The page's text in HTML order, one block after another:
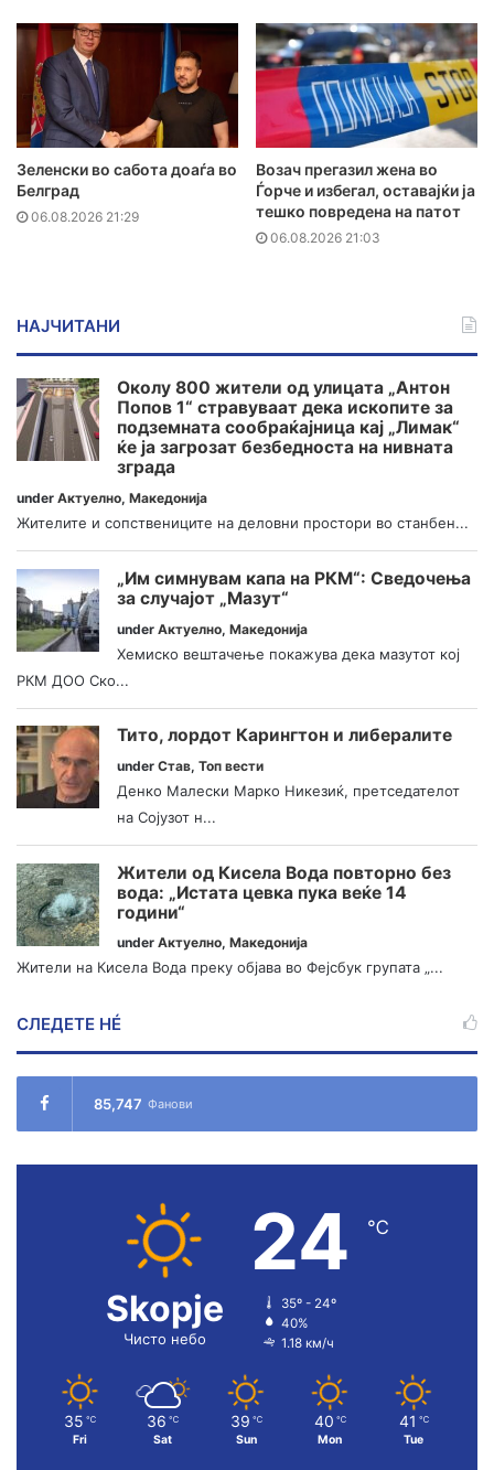
Зеленски во сабота доаѓа во
Белград
06.08.2026 21:29
Возач прегазил жена во
Ѓорче и избегал, оставајќи ја
тешко повредена на патот
06.08.2026 21:03
НАЈЧИТАНИ
Околу 800 жители од улицата „Антон
Попов 1“ стравуваат дека ископите за
подземната сообраќајница кај „Лимак“
ќе ја загрозат безбедноста на нивната
зграда
under Актуелно, Македонија
Жителите и сопствениците на деловни простори во станбен...
„Им симнувам капа на РКМ“: Сведочења
за случајот „Мазут“
under Актуелно, Македонија
Хемиско вештачење покажува дека мазутот кој
РКМ ДОО Ско...
Тито, лордот Карингтон и либералите
under Став, Топ вести
Денко Малески Марко Никезиќ, претседателот
на Сојузот н...
Жители од Кисела Вода повторно без
вода: „Истата цевка пука веќе 14
години“
under Актуелно, Македонија
Жители на Кисела Вода преку објава во Фејсбук групата „...
СЛЕДЕТЕ НÉ
85,747 Фанови
Skopje
Чисто небо
24 ℃
35º - 24º
40%
1.18 км/ч
35 ℃
Fri
36 ℃
Sat
39 ℃
Sun
40 ℃
Mon
41 ℃
Tue